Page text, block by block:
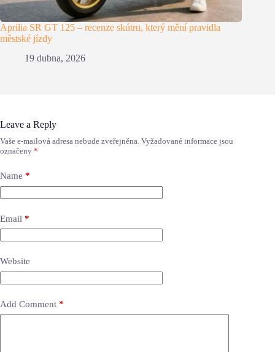
Aprilia SR GT 125 – recenze skútru, který mění pravidla
městské jízdy
19 dubna, 2026
Leave a Reply
Vaše e-mailová adresa nebude zveřejněna. Vyžadované informace jsou
označeny *
Name *
Email *
Website
Add Comment *